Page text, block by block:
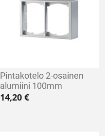
Pintakotelo 2-osainen
alumiini 100mm
14,20€